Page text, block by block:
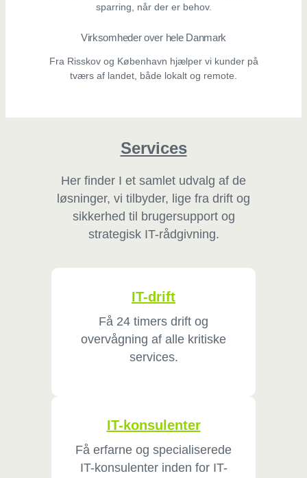
sparring, når der er behov.
Virksomheder over hele Danmark
Fra Risskov og København hjælper vi kunder på
tværs af landet, både lokalt og remote.
Services
Her finder I et samlet udvalg af de
løsninger, vi tilbyder, lige fra drift og
sikkerhed til brugersupport og
strategisk IT-rådgivning.
IT-drift
Få 24 timers drift og
overvågning af alle kritiske
services.
IT-konsulenter
Få erfarne og specialiserede
IT-konsulenter inden for IT-